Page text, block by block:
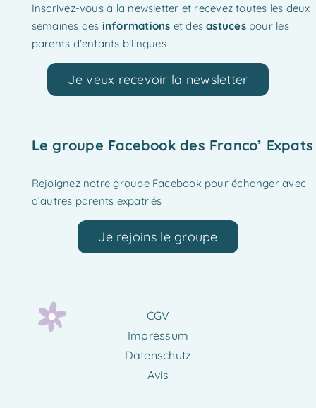
Inscrivez-vous à la newsletter et recevez toutes les deux
semaines des informations et desastucespour les
parents d’enfants bilingues
Je veux recevoir la newsletter
Le groupe Facebook des Franco’ Expats
Rejoignez notre groupe Facebook pour échanger avec
d’autres parents expatriés
Je rejoins le groupe
CGV
Impressum
Datenschutz
Avis